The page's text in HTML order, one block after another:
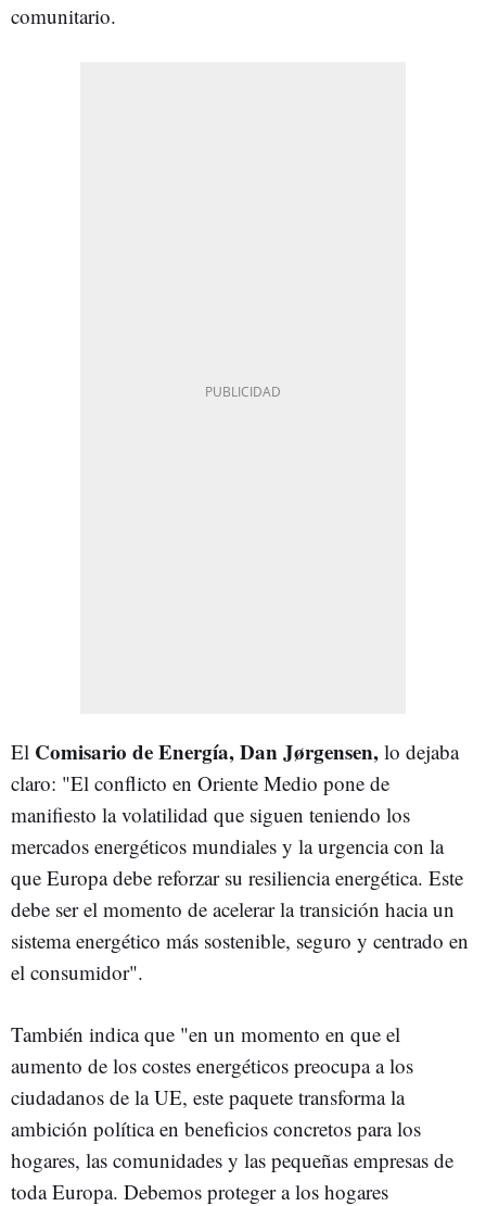
comunitario.
El Comisario de Energía, Dan Jørgensen, lo dejaba
claro: "El conflicto en Oriente Medio pone de
manifiesto la volatilidad que siguen teniendo los
mercados energéticos mundiales y la urgencia con la
que Europa debe reforzar su resiliencia energética. Este
debe ser el momento de acelerar la transición hacia un
sistema energético más sostenible, seguro y centrado en
el consumidor".
También indica que "en un momento en que el
aumento de los costes energéticos preocupa a los
ciudadanos de la UE, este paquete transforma la
ambición política en beneficios concretos para los
hogares, las comunidades y las pequeñas empresas de
toda Europa. Debemos proteger a los hogares